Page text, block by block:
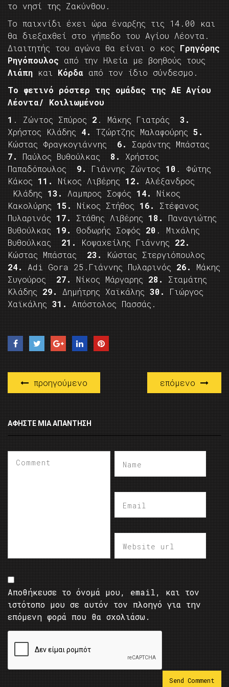
το νησί της Ζακύνθου.
Το παιχνίδι έχει ώρα έναρξης τις 14.00 και
θα διεξαχθεί στο γήπεδο του Αγίου Λέοντα.
Διαιτητής του αγώνα θα είναι ο κος Γρηγόρης
Ρηγόπουλος από την Ηλεία με βοηθούς τους
Λιάπη και Κόρδα από τον ίδιο σύνδεσμο.
Το φετινό ρόστερ της ομάδας της ΑΕ Αγίου
Λέοντα/ Κοιλιωμένου
1 . Ζώντος Σπύρος 2 . Μάκης Γιατράς 3.
Χρήστος Κλάδης 4. Τζώρτζης Μαλαφούρης 5.
Κώστας Φραγκογιάννης 6.
Σαράντης Μπάστας
7.
Παύλος Βυθούλκας 8.
Χρήστος
Παπαδόπουλος 9. Γιάννης Ζώντος 10 . Φώτης
Κάκος 11. Νίκος Λιβέρης 12.
Αλέξανδρος
Κλάδης 13. Λαμπρος Σοφός 14.
Νίκος
Κακολύρης 15. Νίκος Στήθος 16.
Στέφανος
Πυλαρινός 17. Στάθης Λιβέρης 18. Παναγιώτης
Βυθούλκας 19. Θοδωρής Σοφός 20 . Μιχάλης
Βυθούλκας 21. Κοψαχείλης Γιάννης 22.
Κώστας Μπάστας 23.
Κώστας Στεργιόπουλος
24.
Adi Gora 25.Γιάννης Πυλαρινός 26.
Μάκης
Συγούρος 27. Νίκος Μάργαρης 28.
Σταμάτης
Κλάδης 29. Δημήτρης Χαϊκάλης 30.
Γιώργος
Χαϊκάλης 31. Απόστολος Πασσάς.
προηγούμενο επόμενο
ΑΦΉΣΤΕ ΜΙΑ ΑΠΆΝΤΗΣΗ
Αποθήκευσε το όνομά μου, email, και τον
ιστότοπο μου σε αυτόν τον πλοηγό για την
επόμενη φορά που θα σχολιάσω.